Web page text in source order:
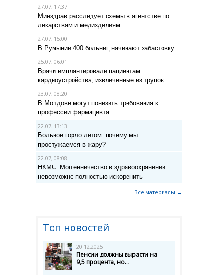
27.07, 17:37
Минздрав расследует схемы в агентстве по
лекарствам и медизделиям
27.07, 15:00
В Румынии 400 больниц начинают забастовку
25.07, 06:01
Врачи имплантировали пациентам
кардиоустройства, извлеченные из трупов
23.07, 08:20
В Молдове могут понизить требования к
профессии фармацевта
22.07, 13:13
Больное горло летом: почему мы
простужаемся в жару?
22.07, 08:08
НКМС: Мошенничество в здравоохранении
невозможно полностью искоренить
Все материалы →
Топ новостей
20.12.2025
Пенсии должны вырасти на
9,5 процента, но...